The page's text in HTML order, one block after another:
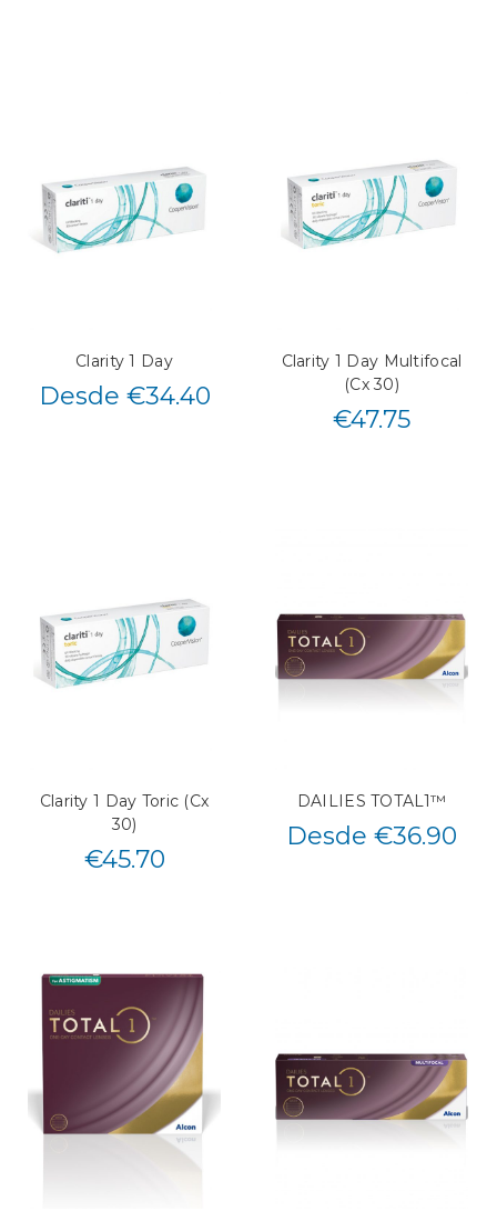
Clarity 1 Day
Desde €34.40
Clarity 1 Day Multifocal
(Cx 30)
€47.75
Clarity 1 Day Toric (Cx
30)
€45.70
DAILIES TOTAL1™
Desde €36.90